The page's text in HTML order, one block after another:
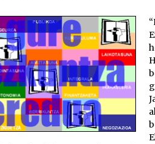
2026/07/16
POTTO: San Pedro jaietako bertso-
saioa
2026/07/09
Auritz Iñurrietaren margoak
ikusgai Uribitarte40 aretoan
2026/07/03